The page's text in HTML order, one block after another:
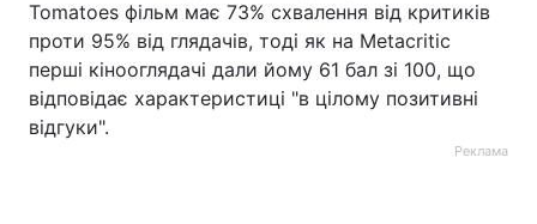
Tomatoes фільм має 73% схвалення від критиків
проти 95% від глядачів, тоді як на Metacritic
перші кінооглядачі дали йому 61 бал зі 100, що
відповідає характеристиці "в цілому позитивні
відгуки".
Реклама